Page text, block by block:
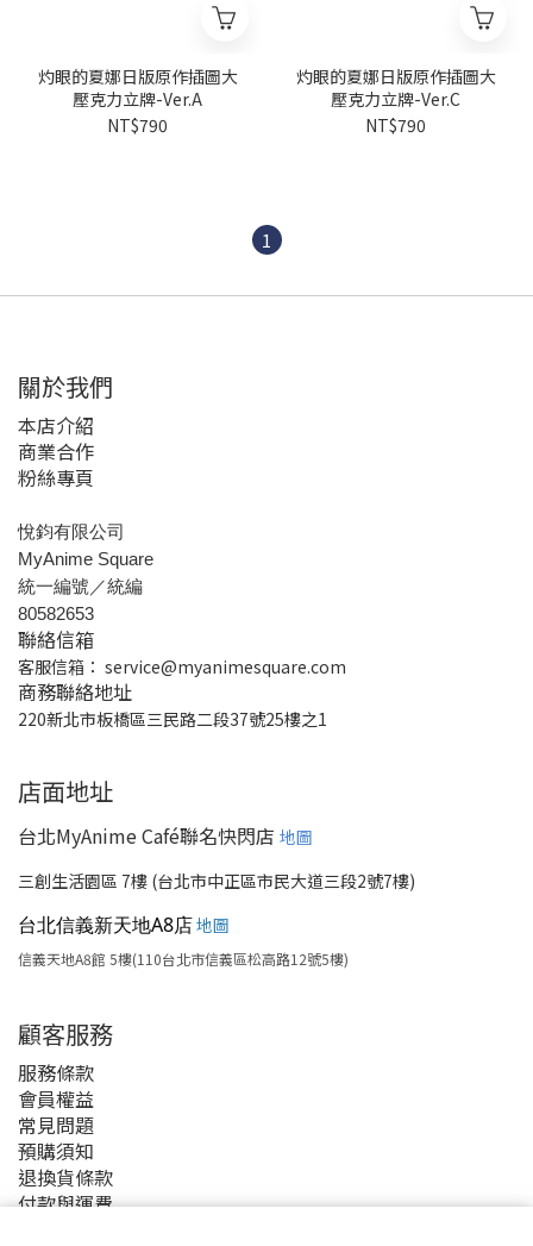
灼眼的夏娜日版原作插圖大
壓克力立牌-Ver.A
NT$790
灼眼的夏娜日版原作插圖大
壓克力立牌-Ver.C
NT$790
1
關於我們
本店介紹
商業合作
粉絲專頁
悅鈞有限公司
MyAnime Square
統一編號／統編
80582653
聯絡信箱
客服信箱： service@myanimesquare.com
商務聯絡地址
220新北市板橋區三民路二段37號25樓之1
店面地址
台北MyAnime Café聯名快閃店 地圖
三創生活園區 7樓 (台北市中正區市民大道三段2號7樓)
台北信義新天地A8店地圖
信義天地A8館 5樓(110台北市信義區松高路12號5樓)
顧客服務
服務條款
會員權益
常見問題
預購須知
退換貨條款
付款與運費